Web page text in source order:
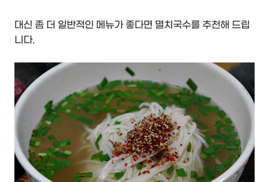
대신 좀 더 일반적인 메뉴가 좋다면 멸치국수를 추천해 드립
니다.